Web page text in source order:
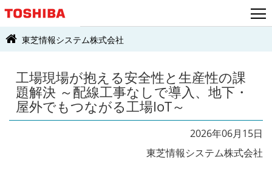
東芝情報システム株式会社
工場現場が抱える安全性と生産性の課
題解決 ～配線工事なしで導入、地下・
屋外でもつながる工場IoT～
2026年06月15日
東芝情報システム株式会社